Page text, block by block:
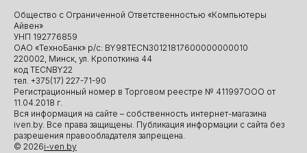
Общество с Ограниченной Ответственностью «Компьютеры
Айвен»
УНП 192776859
ОАО «ТехноБанк» р/с: BY98TECN30121817600000000010
220002, Минск, ул. Кропоткина 44
код TECNBY22
тел. +375(17) 227-71-90
Регистрационный номер в Торговом реестре № 411997ООО от
11.04.2018 г.
Вся информация на сайте – собственность интернет-магазина
iven.by. Все права защищены. Публикация информации с сайта без
разрешения правообладателя запрещена.
© 2026i-ven.by